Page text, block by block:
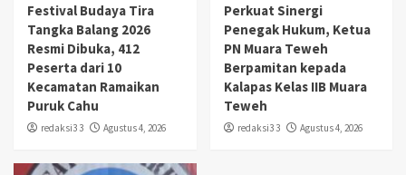
Festival Budaya Tira
Tangka Balang 2026
Resmi Dibuka, 412
Peserta dari 10
Kecamatan Ramaikan
Puruk Cahu
redaksi3 3 Agustus 4, 2026
Perkuat Sinergi
Penegak Hukum, Ketua
PN Muara Teweh
Berpamitan kepada
Kalapas Kelas IIB Muara
Teweh
redaksi3 3 Agustus 4, 2026